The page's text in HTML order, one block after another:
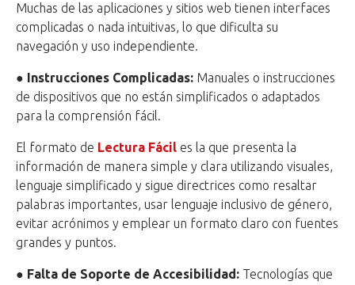
Muchas de las aplicaciones y sitios web tienen interfaces
complicadas o nada intuitivas, lo que dificulta su
navegación y uso independiente.
● Instrucciones Complicadas: Manuales o instrucciones
de dispositivos que no están simplificados o adaptados
para la comprensión fácil.
El formato de Lectura Fácil es la que presenta la
información de manera simple y clara utilizando visuales,
lenguaje simplificado y sigue directrices como resaltar
palabras importantes, usar lenguaje inclusivo de género,
evitar acrónimos y emplear un formato claro con fuentes
grandes y puntos.
● Falta de Soporte de Accesibilidad: Tecnologías que